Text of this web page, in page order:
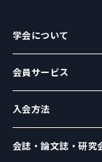
学会について
会員サービス
入会方法
会誌・論文誌・研究